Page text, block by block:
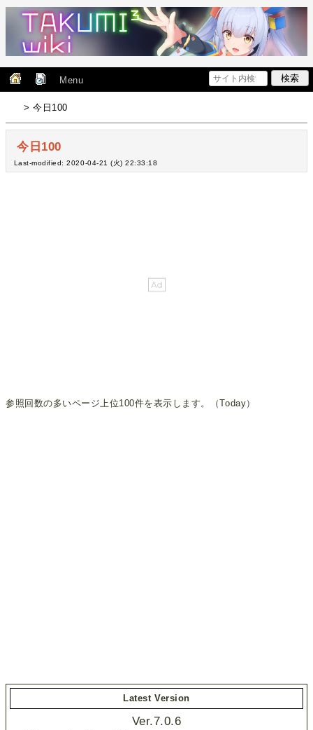
Menu
> 今日100
今日100
Last-modified: 2020-04-21 (火) 22:33:18
参照回数の多いページ上位100件を表示します。（Today）
Latest Version
Ver.7.0.6